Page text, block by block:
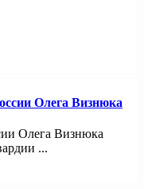
Олега Визнюка
Олега Визнюка
...